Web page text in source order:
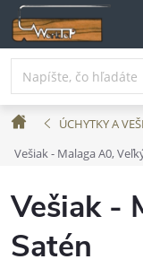
Prejsť
na
obsah
DomovÚCHYTKY A
Vešiak - Malaga A0,
Vešiak -
Satén